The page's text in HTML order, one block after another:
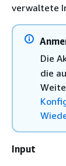
verwaltete
Die
die
Input